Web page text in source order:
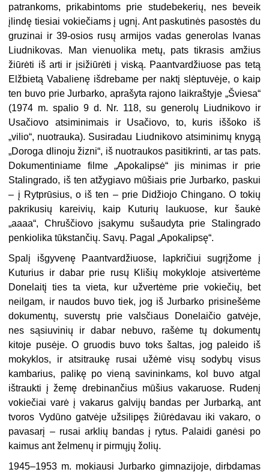
patrankoms, prikabintoms prie studebekerių, nes beveik
įlindę tiesiai vokiečiams į ugnį. Ant paskutinės pasostės du
gruzinai ir 39-osios rusų armijos vadas generolas Ivanas
Liudnikovas. Man vienuolika metų, pats tikrasis amžius
žiūrėti iš arti ir įsižiūrėti į viską. Paantvardžiuose pas tetą
Elžbietą Vabalienę išdrebame per naktį slėptuvėje, o kaip
ten buvo prie Jurbarko, aprašyta rajono laikraštyje „Šviesa“
(1974 m. spalio 9 d. Nr. 118, su generolų Liudnikovo ir
Usačiovo atsiminimais ir Usačiovo, to, kuris iššoko iš
„vilio“, nuotrauka). Susiradau Liudnikovo atsiminimų knygą
„Doroga dlinoju žizni“, iš nuotraukos pasitikrinti, ar tas pats.
Dokumentiniame filme „Apokalipsė“ jis minimas ir prie
Stalingrado, iš ten atžygiavo mūšiais prie Jurbarko, paskui
– į Rytprūsius, o iš ten – prie Didžiojo Chingano. O tokių
pakrikusių kareivių, kaip Kuturių laukuose, kur šaukė
„aaaa“, Chruščiovo įsakymu sušaudyta prie Stalingrado
penkiolika tūkstančių. Savų. Pagal „Apokalipsę“.
Spalį išgyvenę Paantvardžiuose, lapkričiui sugrįžome į
Kuturius ir dabar prie rusų Klišių mokykloje atsivertėme
Donelaitį ties ta vieta, kur užvertėme prie vokiečių, bet
neilgam, ir naudos buvo tiek, jog iš Jurbarko prisinešėme
dokumentų, suverstų prie valsčiaus Donelaičio gatvėje,
nes sąsiuvinių ir dabar nebuvo, rašėme tų dokumentų
kitoje pusėje. O gruodis buvo toks šaltas, jog paleido iš
mokyklos, ir atsitraukę rusai užėmė visų sodybų visus
kambarius, palikę po vieną savininkams, kol buvo atgal
ištraukti į žemę drebinančius mūšius vakaruose. Rudenį
vokiečiai varė į vakarus galvijų bandas per Jurbarką, ant
tvoros Vydūno gatvėje užsilipęs žiūrėdavau iki vakaro, o
pavasarį – rusai arklių bandas į rytus. Palaidi ganėsi po
kaimus ant želmenų ir pirmųjų žolių.
1945–1953 m. mokiausi Jurbarko gimnazijoje, dirbdamas